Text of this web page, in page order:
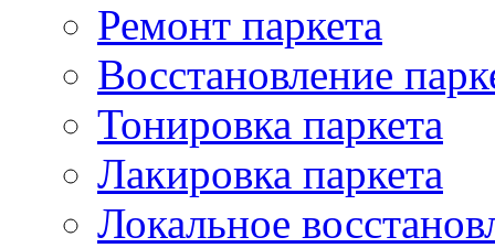
Ремонт паркета
Восстановление
Тонировка паркета
Лакировка паркета
Локальное